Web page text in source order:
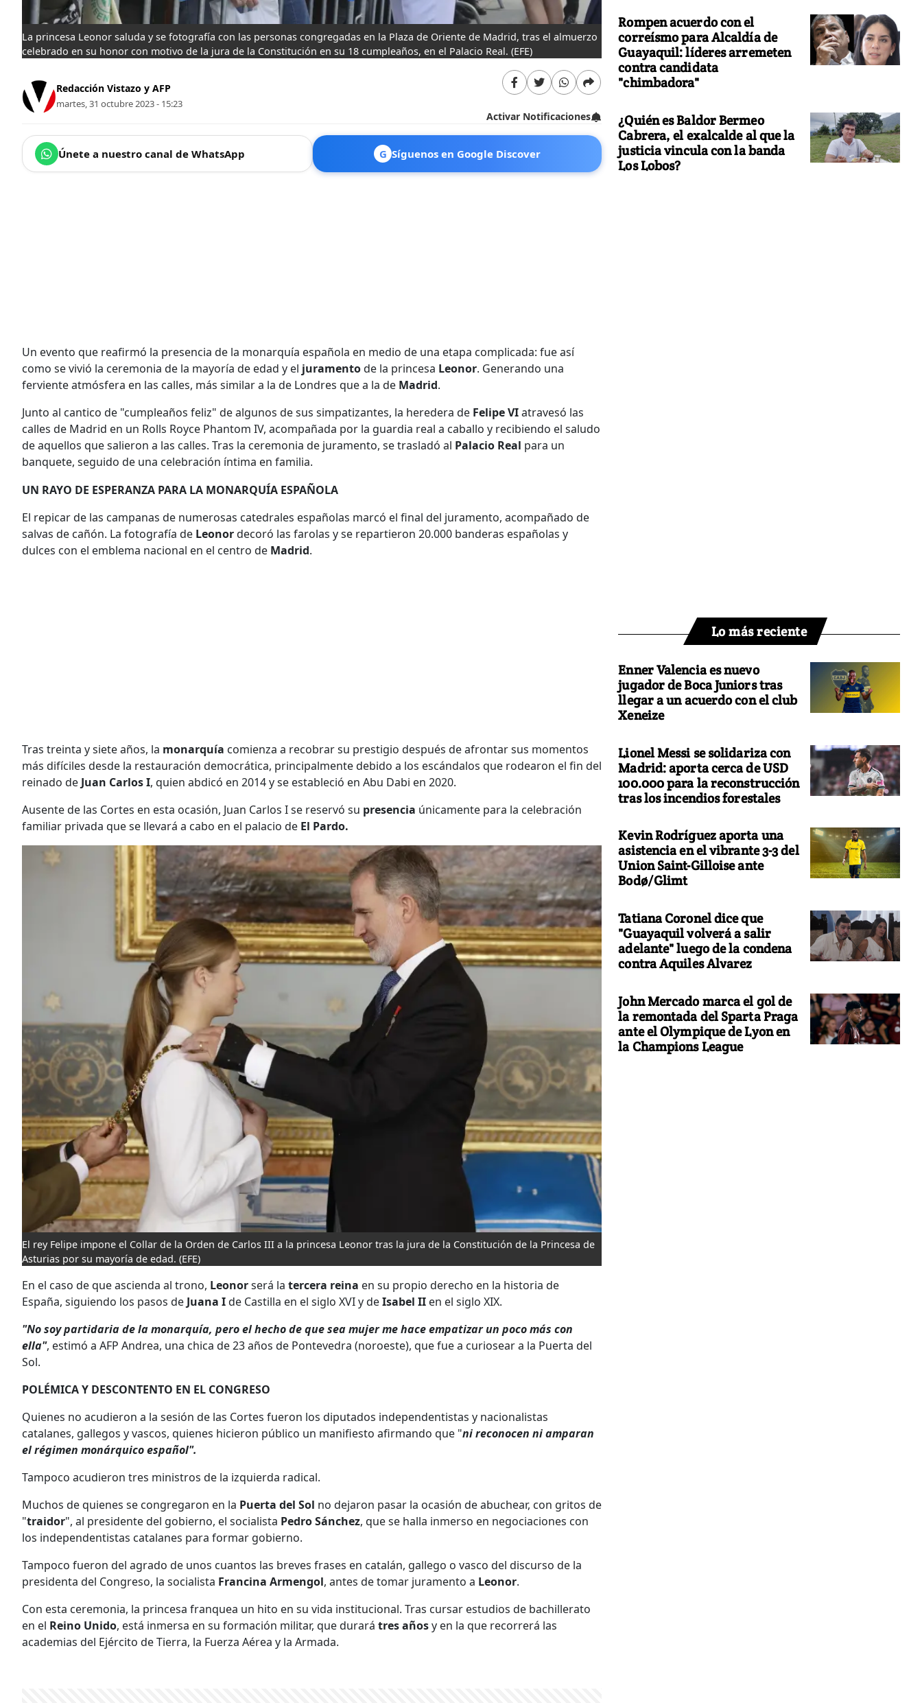
La princesa Leonor saluda y se fotografía con las personas congregadas en la Plaza de Oriente de Madrid, tras el almuerzo
celebrado en su honor con motivo de la jura de la Constitución en su 18 cumpleaños, en el Palacio Real. (EFE)
La princesa Leonor pronuncia un discurso tras serle impuesto el
Redacción Vistazo y AFP
martes, 31 octubre 2023 - 15:23
Activar Notificaciones
Únete a nuestro canal de WhatsApp G Síguenos en Google Discover
Un evento que reafirmó la presencia de la monarquía española en medio de una etapa complicada: fue así
como se vivió la ceremonia de la mayoría de edad y el juramentode la princesa Leonor. Generando una
ferviente atmósfera en las calles, más similar a la de Londres que a la de Madrid.
Junto al cantico de "cumpleaños feliz" de algunos de sus simpatizantes, la heredera de Felipe VIatravesó las
calles de Madrid en un Rolls Royce Phantom IV, acompañada por la guardia real a caballo y recibiendo el saludo
de aquellos que salieron a las calles. Tras la ceremonia de juramento, se trasladó al Palacio Real para un
banquete, seguido de una celebración íntima en familia.
UN RAYO DE ESPERANZA PARA LA MONARQUÍA ESPAÑOLA
El repicar de las campanas de numerosas catedrales españolas marcó el final del juramento, acompañado de
salvas de cañón. La fotografía de Leonordecoró las farolas y se repartieron 20.000 banderas españolas y
dulces con el emblema nacional en el centro de Madrid.
Tras treinta y siete años, la monarquía comienza a recobrar su prestigio después de afrontar sus momentos
más difíciles desde la restauración democrática, principalmente debido a los escándalos que rodearon el fin del
reinado de Juan Carlos I, quien abdicó en 2014 y se estableció en Abu Dabi en 2020.
Ausente de las Cortes en esta ocasión, Juan Carlos I se reservó su presencia únicamente para la celebración
familiar privada que se llevará a cabo en el palacio de El Pardo.
El rey Felipe impone el Collar de la Orden de Carlos III a la princesa Leonor tras la jura de la Constitución de la Princesa de
Asturias por su mayoría de edad. (EFE)
En el caso de que ascienda al trono, Leonorserá la tercera reina en su propio derecho en la historia de
España, siguiendo los pasos de Juana Ide Castilla en el siglo XVI y deIsabel II en el siglo XIX.
"No soy partidaria de la monarquía, pero el hecho de que sea mujer me hace empatizar un poco más con
ella", estimó a AFP Andrea, una chica de 23 años de Pontevedra (noroeste), que fue a curiosear a la Puerta del
Sol.
POLÉMICA Y DESCONTENTO EN EL CONGRESO
Quienes no acudieron a la sesión de las Cortes fueron los diputados independentistas y nacionalistas
catalanes, gallegos y vascos, quienes hicieron público un manifiesto afirmando que "ni reconocen ni amparan
el régimen monárquico español".
Tampoco acudieron tres ministros de la izquierda radical.
Muchos de quienes se congregaron en la Puerta del Sol no dejaron pasar la ocasión de abuchear, con gritos de
"traidor", al presidente del gobierno, el socialista Pedro Sánchez, que se halla inmerso en negociaciones con
los independentistas catalanes para formar gobierno.
Tampoco fueron del agrado de unos cuantos las breves frases en catalán, gallego o vasco del discurso de la
presidenta del Congreso, la socialista Francina Armengol, antes de tomar juramento a Leonor.
Con esta ceremonia, la princesa franquea un hito en su vida institucional. Tras cursar estudios de bachillerato
en el Reino Unido, está inmersa en su formación militar, que durará tres añosy en la que recorrerá las
academias del Ejército de Tierra, la Fuerza Aérea y la Armada.
Rompen acuerdo con el
correísmo para Alcaldía de
Guayaquil: líderes arremeten
contra candidata
"chimbadora"
¿Quién es Baldor Bermeo
Cabrera, el exalcalde al que la
justicia vincula con la banda
Los Lobos?
Lo más reciente
Enner Valencia es nuevo
jugador de Boca Juniors tras
llegar a un acuerdo con el club
Xeneize
Lionel Messi se solidariza con
Madrid: aporta cerca de USD
100.000 para la reconstrucción
tras los incendios forestales
Kevin Rodríguez aporta una
asistencia en el vibrante 3-3 del
Union Saint-Gilloise ante
Bodø/Glimt
Tatiana Coronel dice que
"Guayaquil volverá a salir
adelante" luego de la condena
contra Aquiles Alvarez
John Mercado marca el gol de
la remontada del Sparta Praga
ante el Olympique de Lyon en
la Champions League